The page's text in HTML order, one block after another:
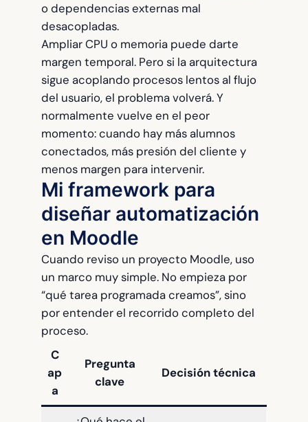
o dependencias externas mal
desacopladas.
Ampliar CPU o memoria puede darte
margen temporal. Pero si la arquitectura
sigue acoplando procesos lentos al flujo
del usuario, el problema volverá. Y
normalmente vuelve en el peor
momento: cuando hay más alumnos
conectados, más presión del cliente y
menos margen para intervenir.
Mi framework para
diseñar automatización
en Moodle
Cuando reviso un proyecto Moodle, uso
un marco muy simple. No empieza por
“qué tarea programada creamos”, sino
por entender el recorrido completo del
proceso.
C
ap
a
Pregunta
clave
Decisión técnica